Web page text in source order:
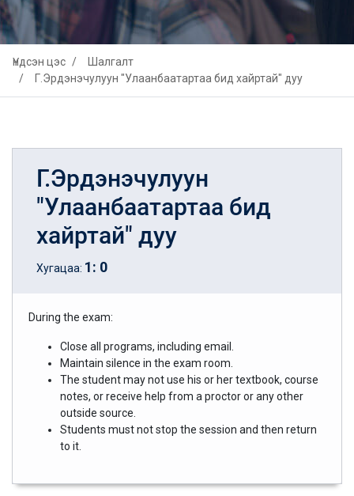
Үндсэн цэс
Шалгалт
Г.Эрдэнэчулуун "Улаанбаатартаа бид хайртай" дуу
Г.Эрдэнэчулуун
"Улаанбаатартаа бид
хайртай" дуу
Хугацаа: 1: 0
During the exam:
Close all programs, including email.
Maintain silence in the exam room.
The student may not use his or her textbook, course
notes, or receive help from a proctor or any other
outside source.
Students must not stop the session and then return
to it.